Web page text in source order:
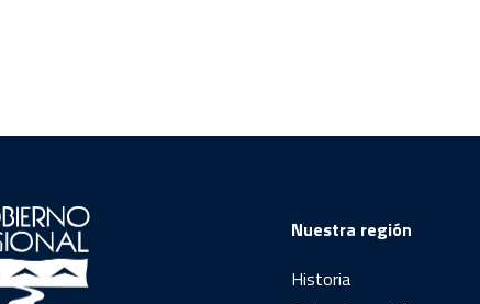
Nuestra región
Historia